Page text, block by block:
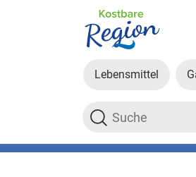
Lebensmittel
Suche